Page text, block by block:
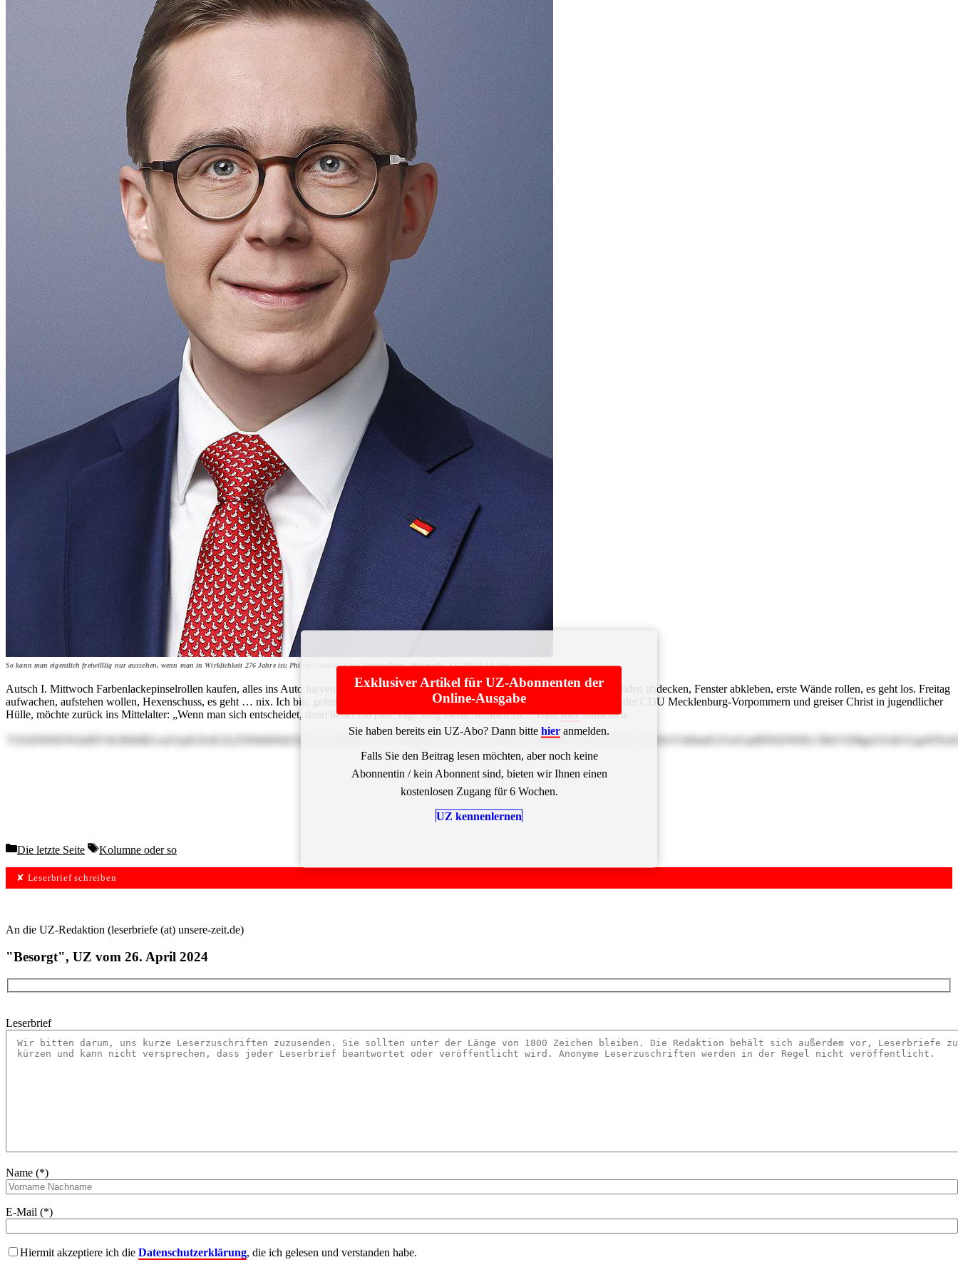
So kann man eigentlich freiwilllig nur aussehen, wenn man in Wirklichkeit 276 Jahre ist: Philipp Amthor (Foto:Amthor-Team / Wikimedia / CC BY-SA 4.0 Deed/ Bearb.: UZ)
Autsch I. Mittwoch Farbenlackepinselrollen kaufen, alles ins Auto hieven, es geht los. Donnerstag alles in die Wohnung schleppen, Fußböden abdecken, Fenster abkleben, erste Wände rollen, es geht los. Freitag
aufwachen, aufstehen wollen, Hexenschuss, es geht … nix. Ich bin, gelinde gesagt, besorgt. Arbeitsgeil. Philipp Amthor, Generalsekretär der CDU Mecklenburg-Vorpommern und greiser Christ in jugendlicher
Hülle, möchte zurück ins Mittelalter: „Wenn man sich entscheidet, dann lieber ein paar Tage lang zwölf Stunden zu ... Bittehieranmelden
Exklusiver Artikel für UZ-Abonnenten der
Online-Ausgabe
Sie haben bereits ein UZ-Abo? Dann bitte hier anmelden.
Falls Sie den Beitrag lesen möchten, aber noch keine
Abonnentin / kein Abonnent sind, bieten wir Ihnen einen
kostenlosen Zugang für 6 Wochen.
UZ kennenlernen
Categories
Die letzte Seite Tags
Kolumne oder so
✘ Leserbrief schreiben
An die UZ-Redaktion (leserbriefe (at) unsere-zeit.de)
"Besorgt", UZ vom 26. April 2024
Leserbrief
Name (*)
E-Mail (*)
Hiermit akzeptiere ich die Datenschutzerklärung, die ich gelesen und verstanden habe.